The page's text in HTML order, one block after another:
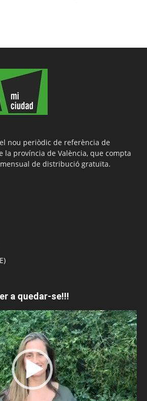
nou periòdic de referència de
la província de València, que compta
de distribució gratuïta.
a quedar-se!!!